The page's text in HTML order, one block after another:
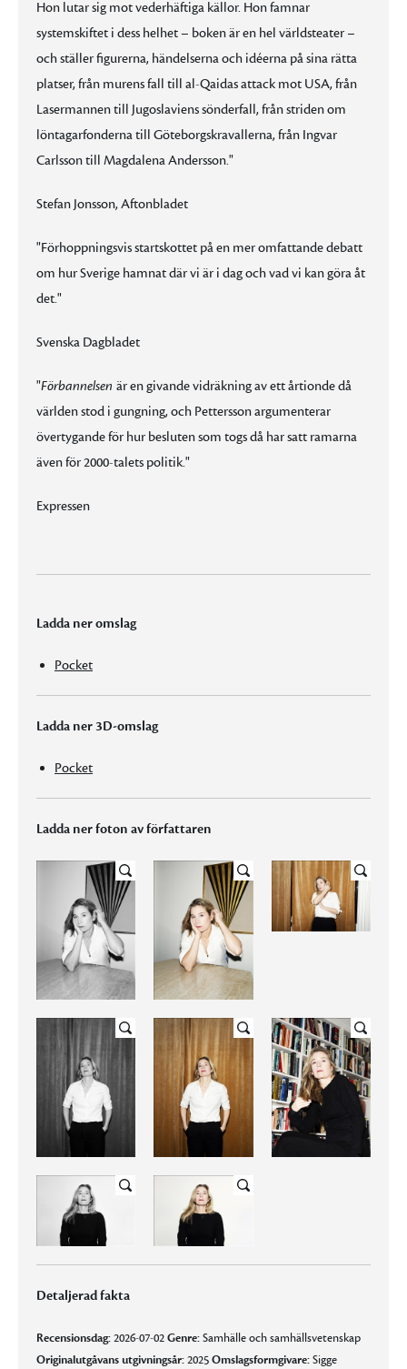
Hon lutar sig mot vederhäftiga källor. Hon famnar
systemskiftet i dess helhet – boken är en hel världsteater –
och ställer figurerna, händelserna och idéerna på sina rätta
platser, från murens fall till al-Qaidas attack mot USA, från
Lasermannen till Jugoslaviens sönderfall, från striden om
löntagarfonderna till Göteborgskravallerna, från Ingvar
Carlsson till Magdalena Andersson."
Stefan Jonsson, Aftonbladet
"Förhoppningsvis startskottet på en mer omfattande debatt
om hur Sverige hamnat där vi är i dag och vad vi kan göra åt
det."
Svenska Dagbladet
"Förbannelsen är en givande vidräkning av ett årtionde då
världen stod i gungning, och Pettersson argumenterar
övertygande för hur besluten som togs då har satt ramarna
även för 2000-talets politik."
Expressen
Ladda ner omslag
Pocket
Ladda ner 3D-omslag
Pocket
Ladda ner foton av författaren
Detaljerad fakta
Recensionsdag:2026-07-02Genre:Samhälle och samhällsvetenskap
Originalutgåvans utgivningsår:2025Omslagsformgivare:Sigge